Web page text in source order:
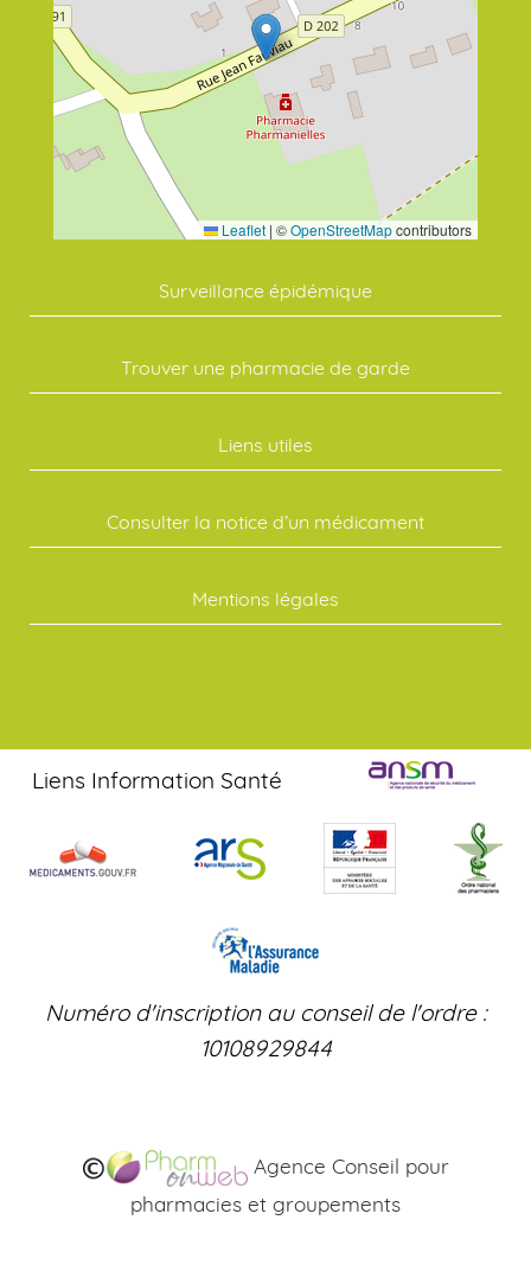
Leaflet | ©OpenStreetMapcontributors
Surveillance épidémique
Trouver une pharmacie de garde
Liens utiles
Consulter la notice d’un médicament
Mentions légales
Liens Information Santé
Numéro d'inscription au conseil de l'ordre :
10108929844
Agence Conseil pour
pharmacies et groupements